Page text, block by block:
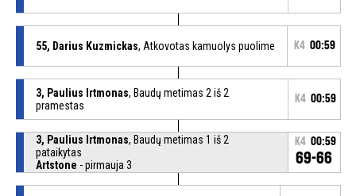
55, Darius Kuzmickas, Atkovotas kamuolys puolime K4 00:59
3, Paulius Irtmonas, Baudų metimas 2 iš 2
pramestas
K4 00:59
3, Paulius Irtmonas, Baudų metimas 1 iš 2
pataikytas
Artstone - pirmauja 3
K4 00:59
69-66